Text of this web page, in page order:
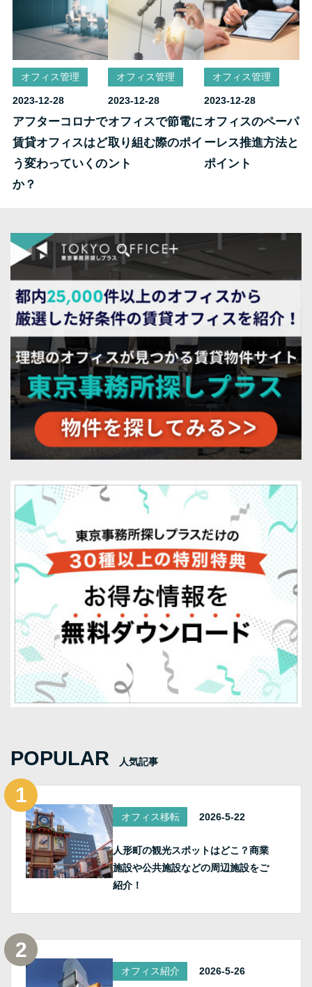
オフィス管理
2023-12-28
アフターコロナで
賃貸オフィスはど
う変わっていくの
か？
オフィス管理
2023-12-28
オフィスで節電に
取り組む際のポイ
ント
オフィス管理
2023-12-28
オフィスのペーパ
ーレス推進方法と
ポイント
POPULAR 人気記事
オフィス移転 2026-5-22
人形町の観光スポットはどこ？商業
施設や公共施設などの周辺施設をご
紹介！
オフィス紹介 2026-5-26